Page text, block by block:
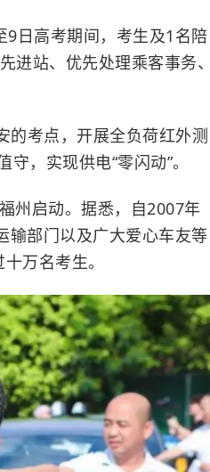
日高考期间，考生及1名陪
进站、优先处理乘客事务、
考点，开展全负荷红外测
，实现供电“零闪动”。
启动。据悉，自2007年
输部门以及广大爱心车友等
万名考生。